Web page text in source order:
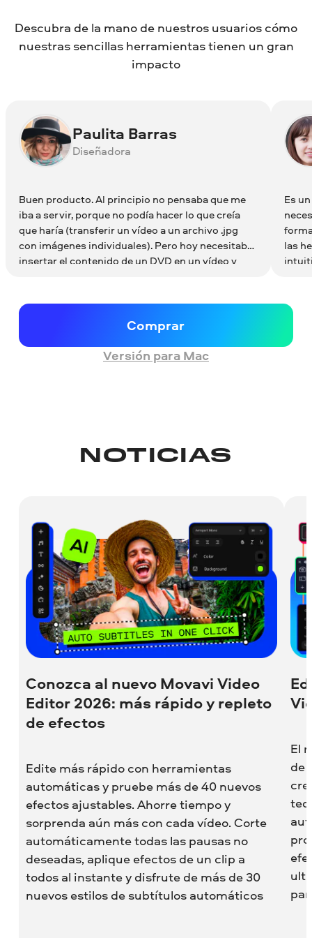
Paquete para YouTube «Mi canal»
Paquete para YouTube «Mi canal» (2.ª
Para obtener más información sobre los
equivalentes a iMovie para Windows, lee
el artículo de abajo.
Descubra de la mano de nuestros usuarios cómo
nuestras sencillas herramientas tienen un gran
impacto
Paulita Barras
Diseñadora
Buen producto. Al principio no pensaba que me
iba a servir, porque no podía hacer lo que creía
que haría (transferir un vídeo a un archivo .jpg
con imágenes individuales). Pero hoy necesitaba
insertar el contenido de un DVD en un vídeo y
Es
las
Comprar
Versión para Mac
NOTICIAS
Conozca al nuevo Movavi Video
Editor 2026: más rápido y repleto
de efectos
Edite más rápido con herramientas
automáticas y pruebe más de 40 nuevos
efectos ajustables. Ahorre tiempo y
sorprenda aún más con cada vídeo. Corte
automáticamente todas las pausas no
deseadas, aplique efectos de un clip a
todos al instante y disfrute de más de 30
nuevos estilos de subtítulos automáticos
El
de